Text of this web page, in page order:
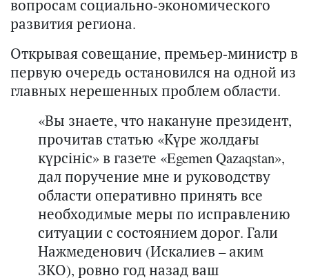
вопросам социально-экономического
развития региона.
Открывая совещание, премьер-министр в
первую очередь остановился на одной из
главных нерешенных проблем области.
«Вы знаете, что накануне президент,
прочитав статью «Күре жолдағы
күрсініс» в газете «Egemen Qazaqstan»,
дал поручение мне и руководству
области оперативно принять все
необходимые меры по исправлению
ситуации с состоянием дорог. Гали
Нажмеденович (Искалиев – аким
ЗКО), ровно год назад ваш